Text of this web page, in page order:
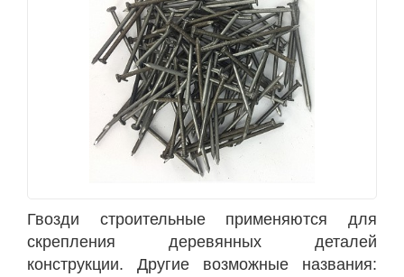
Гвозди строительные применяются для
скрепления деревянных деталей
конструкции. Другие возможные названия: